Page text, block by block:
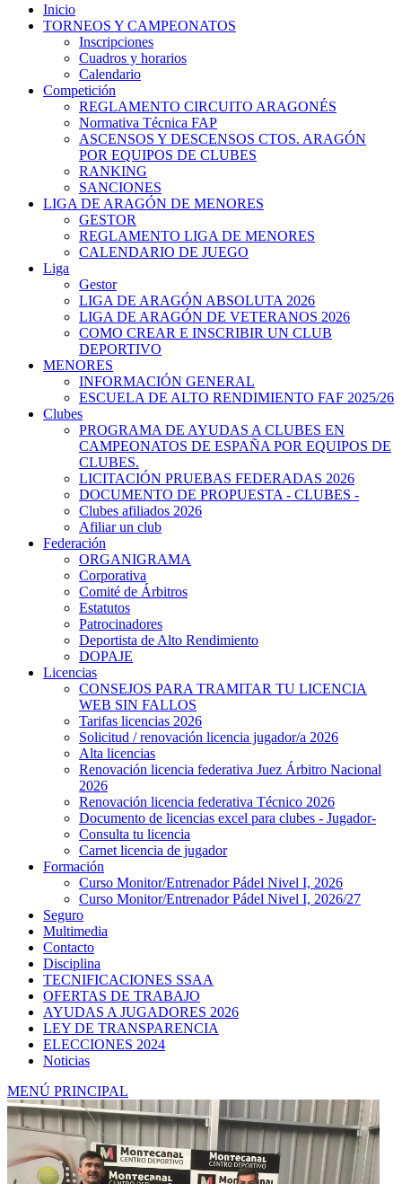
Inicio
TORNEOS Y CAMPEONATOS
Inscripciones
Cuadros y horarios
Calendario
Competición
REGLAMENTO CIRCUITO ARAGONÉS
Normativa Técnica FAP
ASCENSOS Y DESCENSOS CTOS. ARAGÓN
POR EQUIPOS DE CLUBES
RANKING
SANCIONES
LIGA DE ARAGÓN DE MENORES
GESTOR
REGLAMENTO LIGA DE MENORES
CALENDARIO DE JUEGO
Liga
Gestor
LIGA DE ARAGÓN ABSOLUTA 2026
LIGA DE ARAGÓN DE VETERANOS 2026
COMO CREAR E INSCRIBIR UN CLUB
DEPORTIVO
MENORES
INFORMACIÓN GENERAL
ESCUELA DE ALTO RENDIMIENTO FAF 2025/26
Clubes
PROGRAMA DE AYUDAS A CLUBES EN
CAMPEONATOS DE ESPAÑA POR EQUIPOS DE
CLUBES.
LICITACIÓN PRUEBAS FEDERADAS 2026
DOCUMENTO DE PROPUESTA - CLUBES -
Clubes afiliados 2026
Afiliar un club
Federación
ORGANIGRAMA
Corporativa
Comité de Árbitros
Estatutos
Patrocinadores
Deportista de Alto Rendimiento
DOPAJE
Licencias
CONSEJOS PARA TRAMITAR TU LICENCIA
WEB SIN FALLOS
Tarifas licencias 2026
Solicitud / renovación licencia jugador/a 2026
Alta licencias
Renovación licencia federativa Juez Árbitro Nacional
2026
Renovación licencia federativa Técnico 2026
Documento de licencias excel para clubes - Jugador-
Consulta tu licencia
Carnet licencia de jugador
Formación
Curso Monitor/Entrenador Pádel Nivel I, 2026
Curso Monitor/Entrenador Pádel Nivel I, 2026/27
Seguro
Multimedia
Contacto
Disciplina
TECNIFICACIONES SSAA
OFERTAS DE TRABAJO
AYUDAS A JUGADORES 2026
LEY DE TRANSPARENCIA
ELECCIONES 2024
Noticias
MENÚ PRINCIPAL